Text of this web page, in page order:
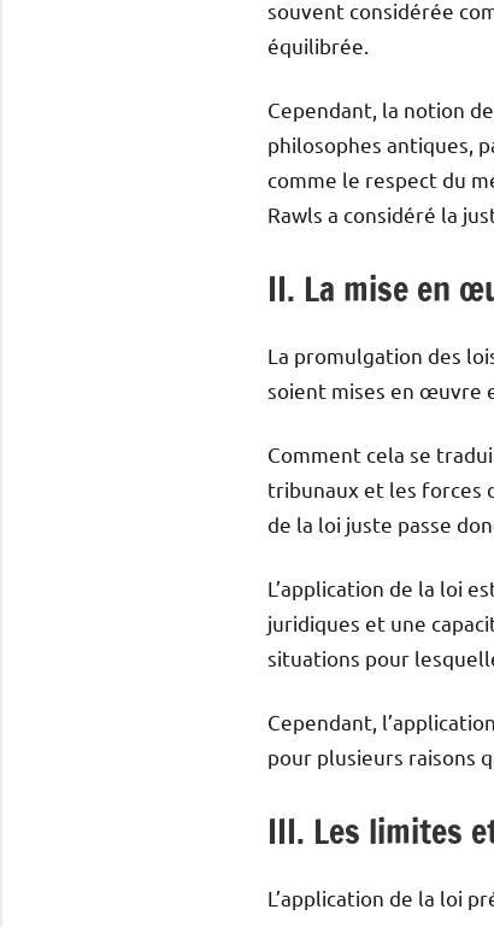
souvent considérée
équilibrée.
Cependant, la notion
philosophes antiques,
comme le respect du
Rawls a considéré la
II. La mise en
La promulgation des
soient mises en œuvre
Comment cela se
tribunaux et les forces
de la loi juste passe
L’application de la loi
juridiques et une
situations pour
Cependant,
pour plusieurs raisons
III. Les limites
L’application de la loi